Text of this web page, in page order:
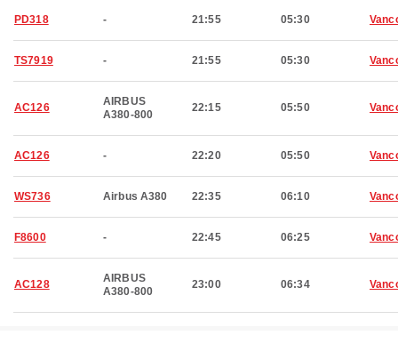
PD318 - 21:55 05:30
TS7919 - 21:55 05:30
AC126
AIRBUS
A380-800
22:15 05:50
AC126 - 22:20 05:50
WS736 Airbus A380 22:35 06:10
F8600 - 22:45 06:25
AC128
AIRBUS
A380-800
23:00 06:34